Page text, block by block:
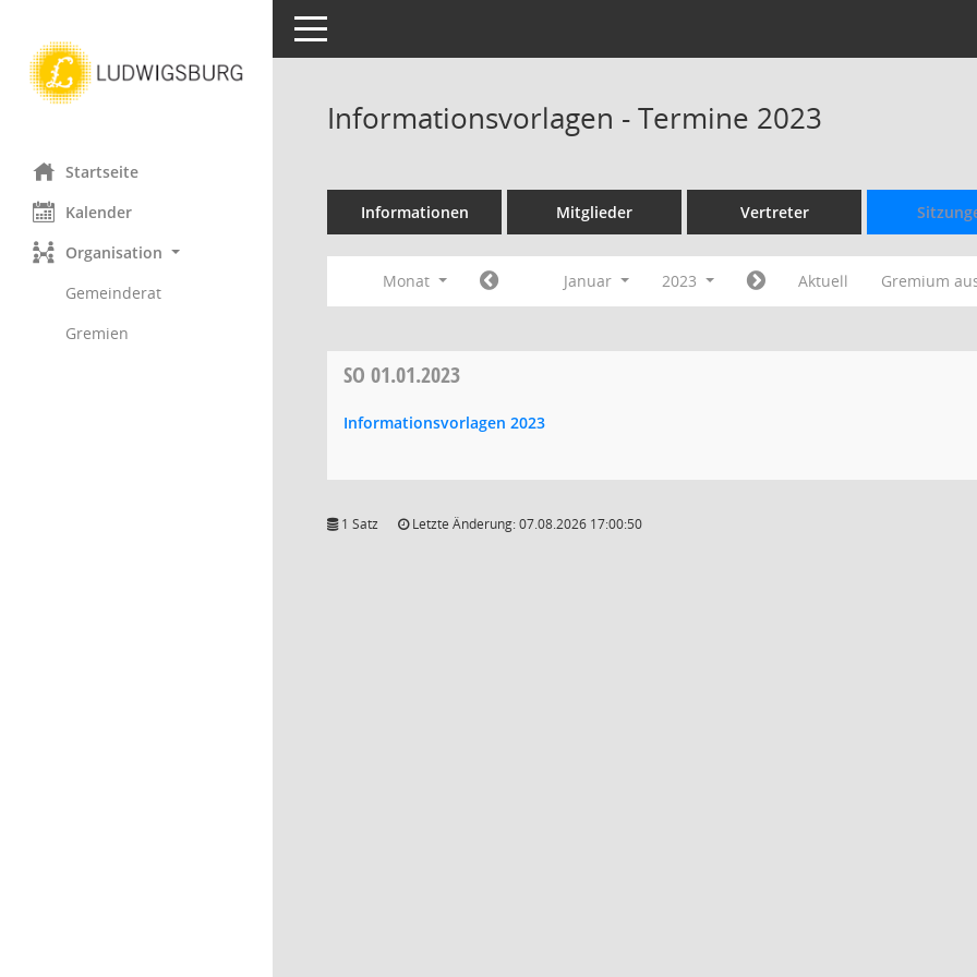
Startseite
Kalender
Organisation
Gemeinderat
Gremien
Toggle navigation
Informationsvorlagen - Termine 2023
Informationen Mitglieder Vertreter
Monat Januar 2023 Aktuell Gremium
SO 01.01.2023
Informationsvorlagen 2023
1 Satz Letzte Änderung: 07.08.2026 17:00:50